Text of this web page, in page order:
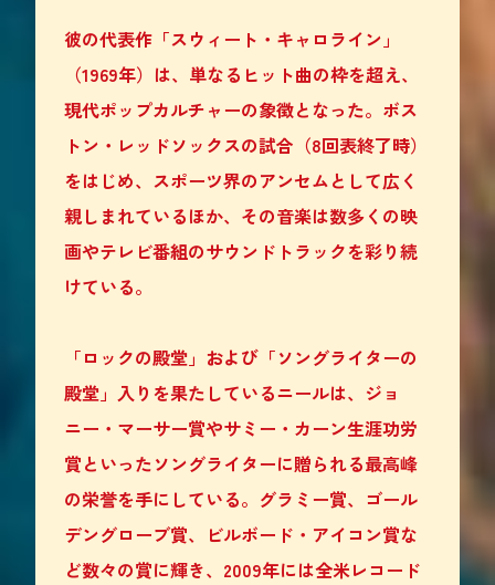
彼の代表作「スウィート・キャロライン」
（1969年）は、単なるヒット曲の枠を超え、
現代ポップカルチャーの象徴となった。ボス
トン・レッドソックスの試合（8回表終了時）
をはじめ、スポーツ界のアンセムとして広く
親しまれているほか、その音楽は数多くの映
画やテレビ番組のサウンドトラックを彩り続
けている。
「ロックの殿堂」および「ソングライターの
殿堂」入りを果たしているニールは、ジョ
ニー・マーサー賞やサミー・カーン生涯功労
賞といったソングライターに贈られる最高峰
の栄誉を手にしている。グラミー賞、ゴール
デングローブ賞、ビルボード・アイコン賞な
ど数々の賞に輝き、2009年には全米レコード